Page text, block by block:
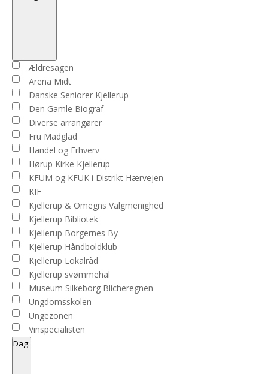
filter Close
Arrangører
Ældresagen
Arena Midt
Danske Seniorer Kjellerup
Den Gamle Biograf
Diverse arrangører
Fru Madglad
Handel og Erhverv
Hørup Kirke Kjellerup
KFUM og KFUK i Distrikt Hærvejen
KIF
Kjellerup & Omegns Valgmenighed
Kjellerup Bibliotek
Kjellerup Borgernes By
Kjellerup Håndboldklub
Kjellerup Lokalråd
Kjellerup svømmehal
Museum Silkeborg Blicheregnen
Ungdomsskolen
Ungezonen
Vinspecialisten
Dag: